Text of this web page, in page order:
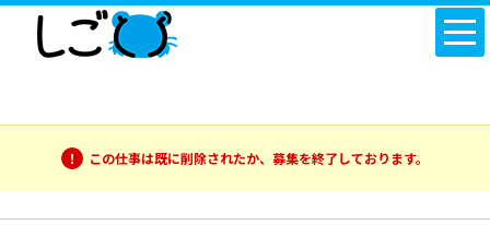
この仕事は既に削除されたか、募集を終了しております。